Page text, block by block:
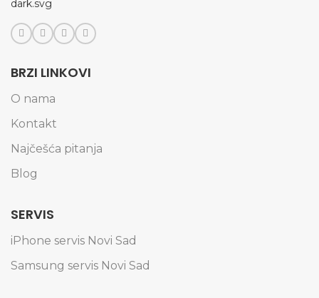
BRZI LINKOVI
O nama
Kontakt
Najčešća pitanja
Blog
SERVIS
iPhone servis Novi Sad
Samsung servis Novi Sad